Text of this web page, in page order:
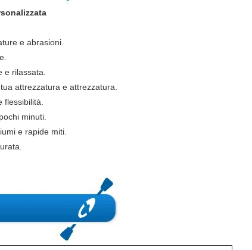
e abrasioni.
rilassata.
attrezzatura e attrezzatura.
minuti.
e rapide miti.